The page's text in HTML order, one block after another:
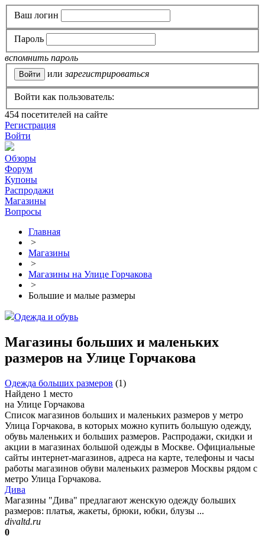
Ваш логин
Пароль
вспомнить пароль
или зарегистрироваться
Войти как пользователь:
454 посетителей на сайте
Регистрация
Войти
Обзоры
Форум
Купоны
Распродажи
Магазины
Вопросы
Главная
>
Магазины
>
Магазины на Улице Горчакова
>
Большие и малые размеры
Одежда и обувь
Магазины больших и маленьких
размеров на Улице Горчакова
Одежда больших размеров (1)
Найдено 1 место
на Улице Горчакова
Список магазинов больших и маленьких размеров у метро
Улица Горчакова, в которых можно купить большую одежду,
обувь маленьких и больших размеров. Распродажи, скидки и
акции в магазинах большой одежды в Москве. Официальные
сайты интернет-магазинов, адреса на карте, телефоны и часы
работы магазинов обуви маленьких размеров Москвы рядом с
метро Улица Горчакова.
Дива
Магазины "Дива" предлагают женскую одежду больших
размеров: платья, жакеты, брюки, юбки, блузы ...
divaltd.ru
0